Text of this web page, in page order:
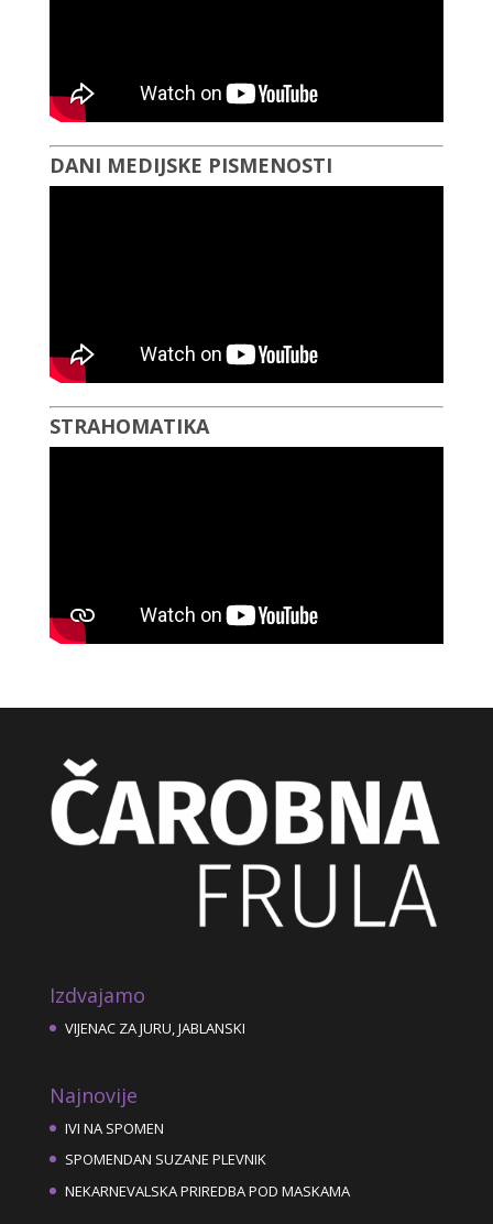
DANI MEDIJSKE PISMENOSTI
STRAHOMATIKA
Izdvajamo
VIJENAC ZA JURU, JABLANSKI
Najnovije
IVI NA SPOMEN
SPOMENDAN SUZANE PLEVNIK
NEKARNEVALSKA PRIREDBA POD MASKAMA